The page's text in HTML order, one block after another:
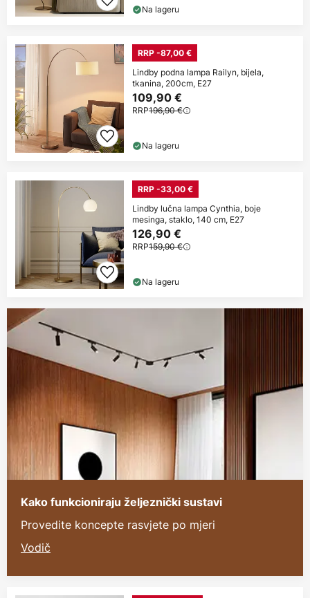
Na lageru
RRP -87,00 €
Lindby podna lampa Railyn, bijela,
tkanina, 200cm, E27
109,90 €
RRP196,90 €
Na lageru
RRP -33,00 €
Lindby lučna lampa Cynthia, boje
mesinga, staklo, 140 cm, E27
126,90 €
RRP159,90 €
Na lageru
Kako funkcioniraju željeznički sustavi
Provedite koncepte rasvjete po mjeri
Vodič